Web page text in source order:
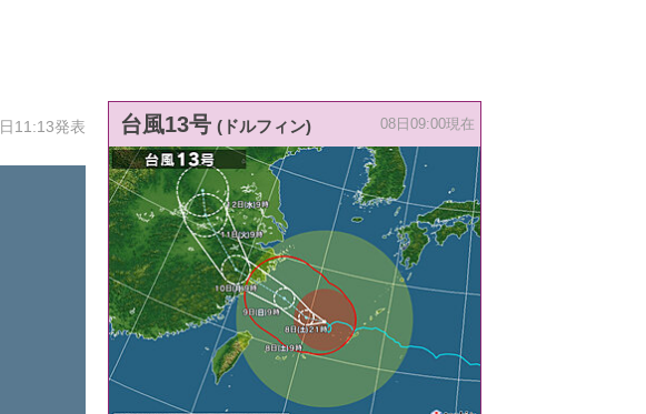
11:13発表 台風13号 (ドルフィン) 08日09:00現在